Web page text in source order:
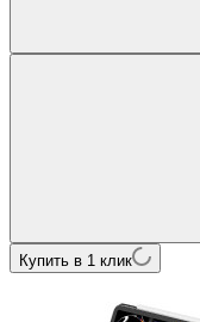
Купить в 1 клик